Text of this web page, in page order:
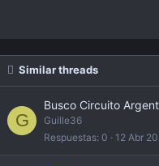
Similar threads
G
Busco Circuito
Guille36
Respuestas 0 12 Abr